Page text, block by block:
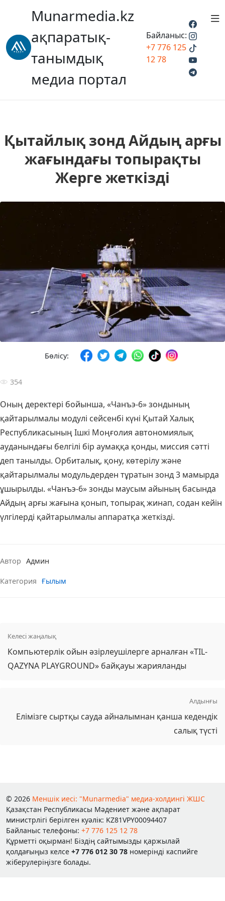
Munarmedia.kz
ақпаратық-
танымдық
медиа портал
Байланыс:
+7 776 125
12 78
Қытайлық зонд Айдың арғы
жағындағы топырақты
Жерге жеткізді
Бөлісу:
354
Оның деректері бойынша, «Чанъэ-6» зондының
қайтарылмалы модулі сейсенбі күні Қытай Халық
Республикасының Ішкі Моңғолия автономиялық
ауданындағы белгілі бір аумаққа қонды, миссия сәтті
деп танылды. Орбиталық, қону, көтерілу және
қайтарылмалы модульдерден тұратын зонд 3 мамырда
ұшырылды. «Чанъэ-6» зонды маусым айының басында
Айдың арғы жағына қонып, топырақ жинап, содан кейін
үлгілерді қайтарылмалы аппаратқа жеткізді.
Автор Админ
Категория Ғылым
Келесі жаңалық
Компьютерлік ойын әзірлеушілерге арналған «TIL-
QAZYNA PLAYGROUND» байқауы жарияланды
Алдынғы
Елімізге сыртқы сауда айналымнан қанша кедендік
салық түсті
© 2026 Меншік иесі: "Munarmedia" медиа-холдингі ЖШС
Қазақстан Республикасы Мәдениет және ақпарат
министрлігі берілген куәлік: KZ81VPY00094407
Байланыс телефоны: +7 776 125 12 78
Құрметті оқырман! Біздің сайтымызды қаржылай
қолдағыңыз келсе +7 776 012 30 78 номерінді каспийге
жіберулеріңізге болады.